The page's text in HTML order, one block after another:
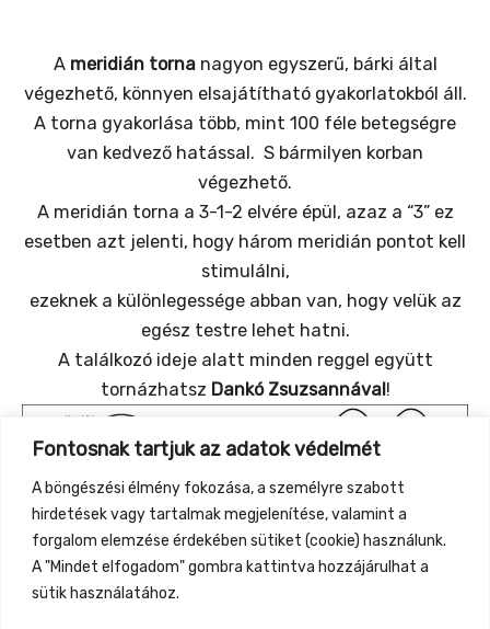
Fontosnak tartjuk az adatok védelmét
A böngészési élmény fokozása, a személyre szabott
hirdetések vagy tartalmak megjelenítése, valamint a
forgalom elemzése érdekében sütiket (cookie) használunk.
A "Mindet elfogadom" gombra kattintva hozzájárulhat a
sütik használatához.
A meridián tornanagyon egyszerű, bárki által
végezhető, könnyen elsajátítható gyakorlatokból áll.
A torna gyakorlása több, mint 100 féle betegségre
van kedvező hatással. S bármilyen korban
végezhető.
A meridián torna a 3-1-2 elvére épül, azaz a “3” ez
esetben azt jelenti, hogy három meridián pontot kell
stimulálni,
ezeknek a különlegessége abban van, hogy velük az
egész testre lehet hatni.
A találkozó ideje alatt minden reggel együtt
tornázhatsz Dankó Zsuzsannával!